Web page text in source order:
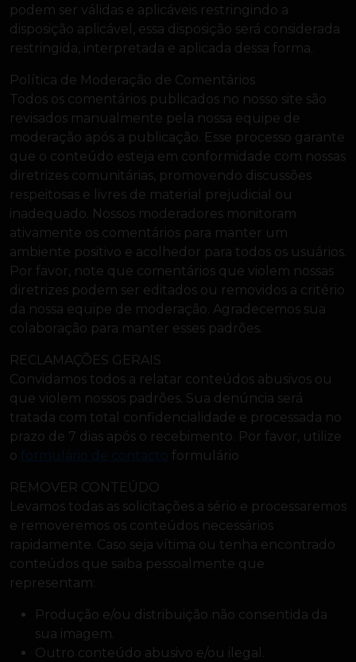
podem ser válidas e aplicáveis restringindo a
disposição aplicável, essa disposição será considerada
restringida, interpretada e aplicada dessa forma.
Política de Moderação de Comentários
Todos os comentários publicados no nosso site são
revisados manualmente pela nossa equipe de
moderação após a publicação. Esse processo garante
que o conteúdo esteja em conformidade com nossas
diretrizes comunitárias, promovendo discussões
respeitosas e livres de material prejudicial ou
inadequado. Nossos moderadores monitoram
ativamente os comentários para manter um
ambiente positivo e acolhedor para todos os usuários.
Por favor, note que comentários que violem nossas
diretrizes podem ser editados ou removidos a critério
da nossa equipe de moderação. Agradecemos sua
colaboração para manter esses padrões.
RECLAMAÇÕES GERAIS
Convidamos todos a relatar conteúdos abusivos ou
que violem nossos padrões. Sua denúncia será
tratada com total confidencialidade e processada no
prazo de 7 dias após o recebimento. Por favor, utilize
o formulário de contacto formulário
REMOVER CONTEÚDO
Levamos todas as solicitações a sério e processaremos
e removeremos os conteúdos necessários
rapidamente. Caso seja vítima ou tenha encontrado
conteúdos que saiba pessoalmente que
representam:
Produção e/ou distribuição não consentida da
sua imagem.
Outro conteúdo abusivo e/ou ilegal.